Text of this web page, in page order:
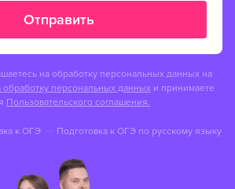
Отправить
на обработку персональных данных на
обработку персональных данных и принимаете
Пользовательского соглашения.
к OГЭ Подготовка к OГЭ по русскому языку